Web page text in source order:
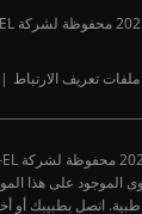
تعريف الارتباط
الموجود على هذا
طبية. اتصل بطبيبك أو